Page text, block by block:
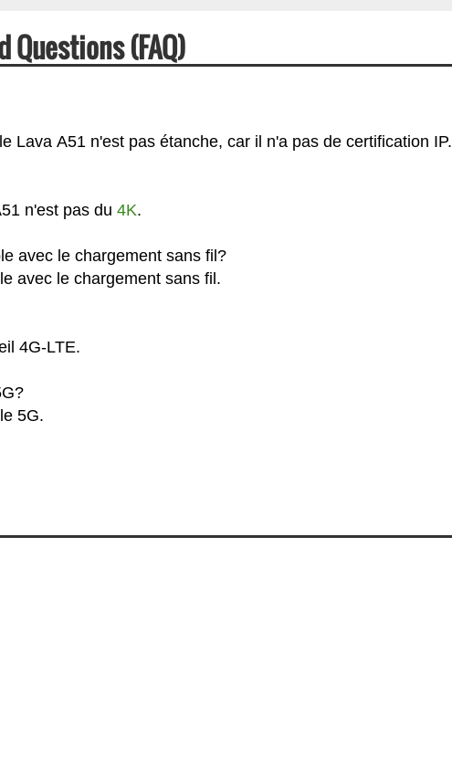
Questions (FAQ)
Lava A51 n'est pas étanche, car il n'a pas de certification IP.
n'est pas du 4K.
avec le chargement sans fil?
avec le chargement sans fil.
4G-LTE.
5G.